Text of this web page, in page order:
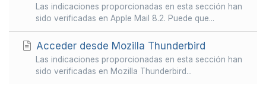
Las indicaciones proporcionadas en esta sección han
sido verificadas en Apple Mail 8.2. Puede que...
Acceder desde Mozilla Thunderbird
Las indicaciones proporcionadas en esta sección han
sido verificadas en Mozilla Thunderbird...